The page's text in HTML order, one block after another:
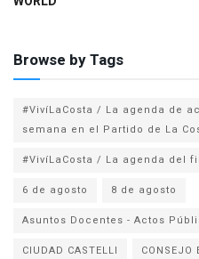
Browse by Tags
#VivíLaCosta / La agenda de
semana en el Partido de La
#VivíLaCosta / La agenda del
6 de agosto
8 de agosto
Asuntos Docentes - Actos
CIUDAD CASTELLI
CONSEJO